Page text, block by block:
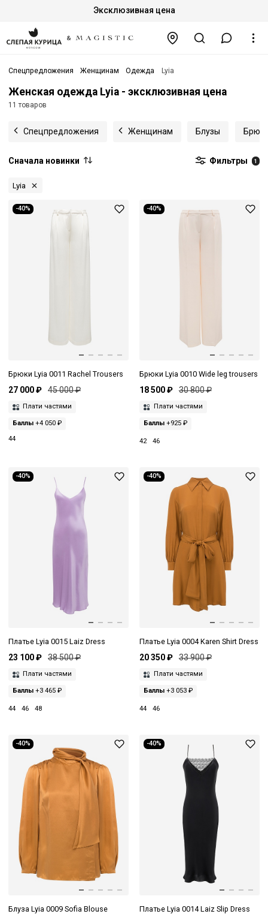
Эксклюзивная цена
Спецпредложения Женщинам Одежда Lyia
Женская одежда Lyia - эксклюзивная цена
11 товаров
Спецпредложения Женщинам Блузы
Сначала новинки Фильтры 1
Lyia
-40%
Брюки Lyia 0011 Rachel Trousers
27 000 ₽ 45 000 ₽
Плати частями
Баллы +4 050 ₽
44
-40%
Брюки Lyia 0010 Wide leg trousers
18 500 ₽ 30 800 ₽
Плати частями
Баллы+925 ₽
42 46
-40%
Платье Lyia 0015 Laiz Dress
23 100 ₽ 38 500 ₽
Плати частями
Баллы +3 465 ₽
44 46 48
-40%
Платье Lyia 0004 Karen Shirt Dress
20 350 ₽ 33 900 ₽
Плати частями
Баллы+3 053 ₽
44 46
-40%
Блуза Lyia 0009 Sofia Blouse
-40%
Платье Lyia 0014 Laiz Slip Dress